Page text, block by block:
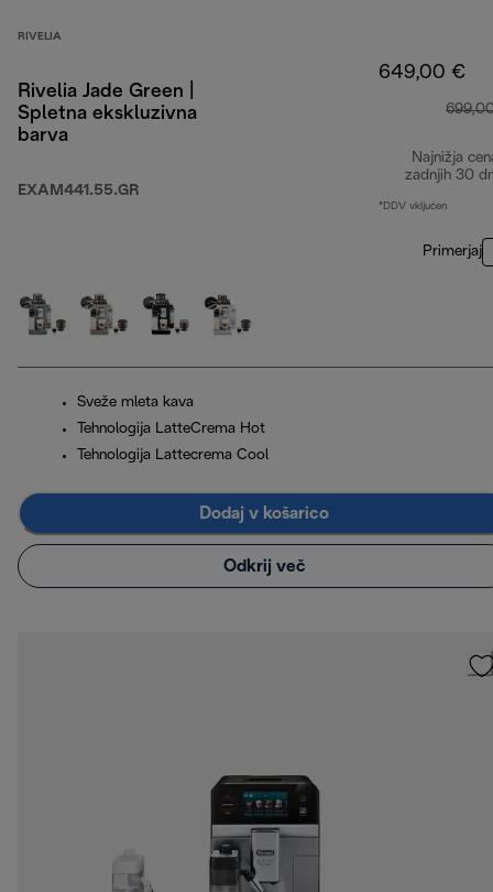
RIVELIA
Rivelia Jade Green |
Spletna ekskluzivna
barva
EXAM441.55.GR
649,00 €
Najnižja
zadnjih 30
*DDV vključen
Primerjaj
Sveže mleta kava
Tehnologija LatteCrema Hot
Tehnologija Lattecrema Cool
Dodaj v košarico
Odkrij več